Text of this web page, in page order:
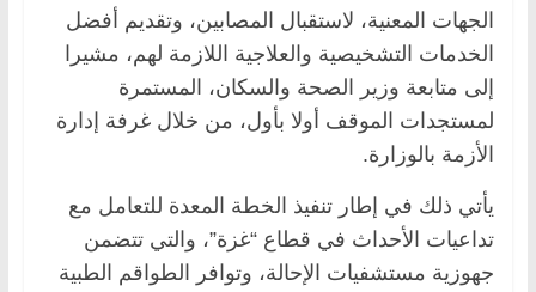
الجهات المعنية، لاستقبال المصابين، وتقديم أفضل
الخدمات التشخيصية والعلاجية اللازمة لهم، مشيرا
إلى متابعة وزير الصحة والسكان، المستمرة
لمستجدات الموقف أولا بأول، من خلال غرفة إدارة
الأزمة بالوزارة.
يأتي ذلك في إطار تنفيذ الخطة المعدة للتعامل مع
تداعيات الأحداث في قطاع “غزة”، والتي تتضمن
جهوزية مستشفيات الإحالة، وتوافر الطواقم الطبية